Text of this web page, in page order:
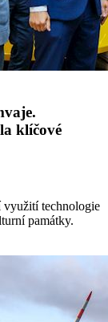
klíčové
využití technologie
památky.